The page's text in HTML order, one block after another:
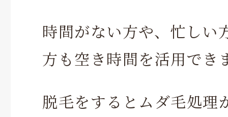
時間がない方や、忙しい
方も空き時間を活用でき
脱毛をするとムダ毛処理